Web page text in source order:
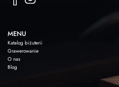
MENU
Katalog biżuterii
Grawerowanie
O nas
Blog